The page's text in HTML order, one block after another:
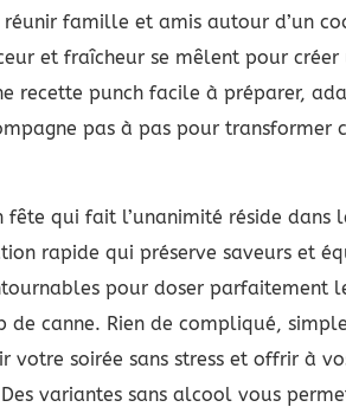
famille et amis autour d’un
et fraîcheur se mêlent pour
recette punch facile à préparer,
pas à pas pour transformer
fête qui fait l’unanimité réside dans
rapide qui préserve saveurs et
pour doser parfaitement
de canne. Rien de compliqué,
votre soirée sans stress et offrir à
variantes sans alcool vous